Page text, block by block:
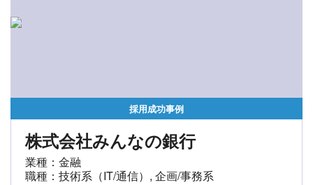
採用成功事例
株式会社みんなの銀行
業種：金融
職種：技術系（IT/通信）, 企画/事務系